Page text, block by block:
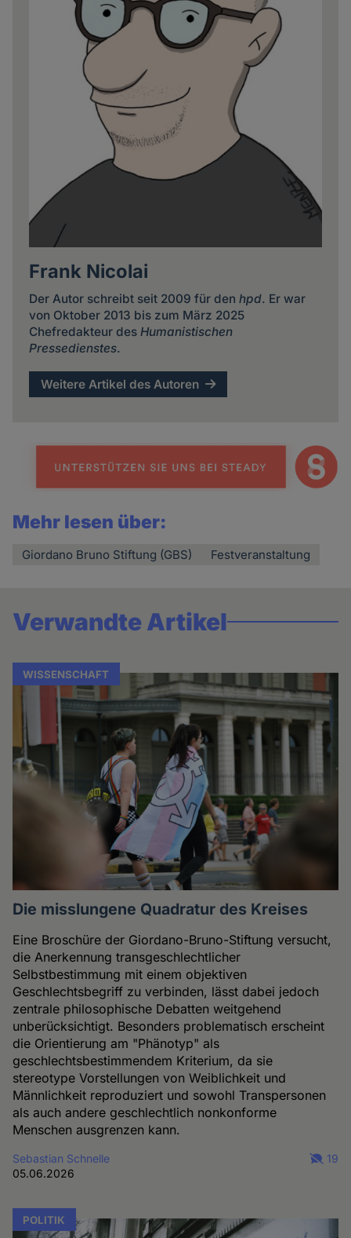
Frank Nicolai
Der Autor schreibt seit 2009 für den hpd. Er war
von Oktober 2013 bis zum März 2025
Chefredakteur des Humanistischen
Pressedienstes.
Weitere Artikel des Autoren
Mehr lesen über:
Giordano Bruno Stiftung (GBS) Festveranstaltung
Verwandte Artikel
WISSENSCHAFT
Die misslungene Quadratur des Kreises
Eine Broschüre der Giordano-Bruno-Stiftung versucht,
die Anerkennung transgeschlechtlicher
Selbstbestimmung mit einem objektiven
Geschlechtsbegriff zu verbinden, lässt dabei jedoch
zentrale philosophische Debatten weitgehend
unberücksichtigt. Besonders problematisch erscheint
die Orientierung am "Phänotyp" als
geschlechtsbestimmendem Kriterium, da sie
stereotype Vorstellungen von Weiblichkeit und
Männlichkeit reproduziert und sowohl Transpersonen
als auch andere geschlechtlich nonkonforme
Menschen ausgrenzen kann.
Sebastian Schnelle
05.06.2026
19
POLITIK